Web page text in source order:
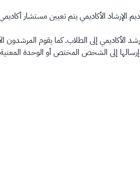
الأكاديمي إلى الطلاب. كما يقوم المرشدون
إلى الشخص المختص أو الوحدة المعنية